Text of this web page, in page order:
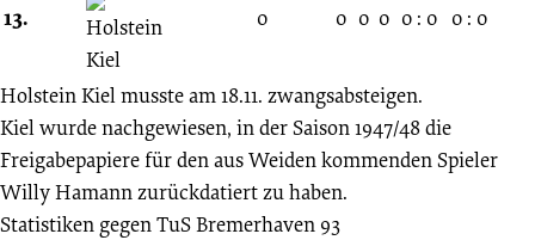
13.
0
0 0 0 0 : 0 0 : 0
Holstein Kiel musste am 18.11. zwangsabsteigen.
Kiel wurde nachgewiesen, in der Saison 1947/48 die
Freigabepapiere für den aus Weiden kommenden Spieler
Willy Hamann zurückdatiert zu haben.
Statistiken gegenTuS Bremerhaven 93